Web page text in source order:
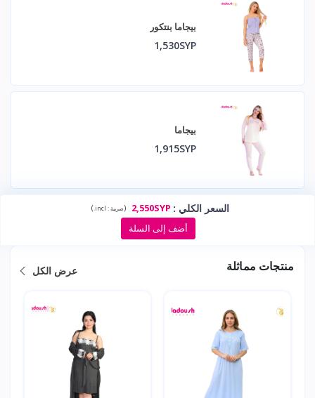
بيجاما بنتكور
1,530SYP
بيجاما
1,915SYP
السعر الكلي :
2,550SYP
(ضريبة : incl.
)
أضف إلى السلة
منتجات مماثلة عرض الكل